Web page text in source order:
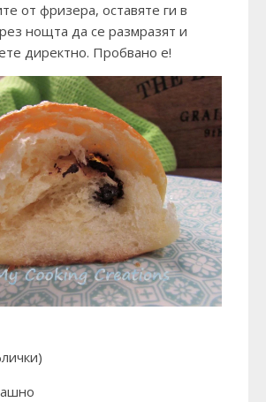
от фризера, оставяте ги в
нощта да се размразят и
директно. Пробвано е!